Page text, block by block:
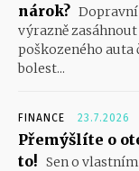
nárok?
výrazně
poškozeného
bolest...
FINANCE 23.7.2026
Přemýšlíte o
to! Sen o